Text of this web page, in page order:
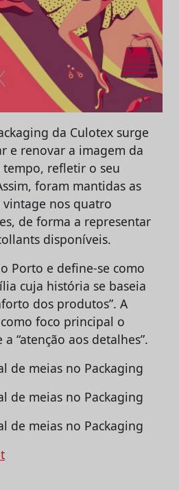
da Culotex surge
e renovar a imagem da
tempo, refletir o seu
foram mantidas as
vintage nos quatro
de forma a representar
disponíveis.
Porto e define-se como
cuja história se baseia
dos produtos”. A
foco principal o
“atenção aos detalhes”.